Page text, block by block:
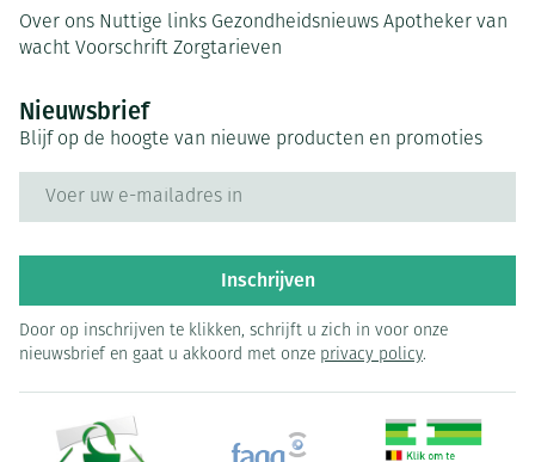
Over ons Nuttige links Gezondheidsnieuws Apotheker van
wacht Voorschrift Zorgtarieven
Nieuwsbrief
Blijf op de hoogte van nieuwe producten en promoties
Inschrijven
Door op inschrijven te klikken, schrijft u zich in voor onze
nieuwsbrief en gaat u akkoord met onze privacy policy.